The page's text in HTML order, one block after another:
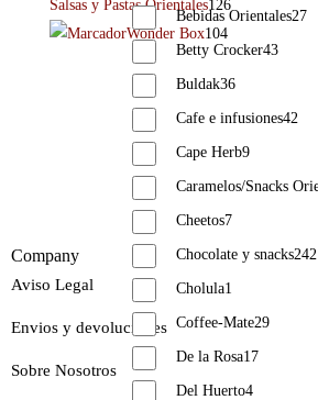
Salsas y Pastas Orientales126
Wonder Box104
Company
Aviso Legal
Envios y devoluciones
Sobre Nosotros
Bebidas Orientales27
Betty Crocker43
Buldak36
Cafe e infusiones42
Cape Herb9
Caramelos/Snacks
Cheetos7
Chocolate y snacks242
Cholula1
Coffee-Mate29
De la Rosa17
Del Huerto4